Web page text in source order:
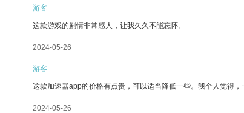
游客
这款游戏的剧情非常感人，让我久久不能忘怀。
2024-05-26
游客
这款加速器app的价格有点贵，可以适当降低一些。我个人觉得
2024-05-26